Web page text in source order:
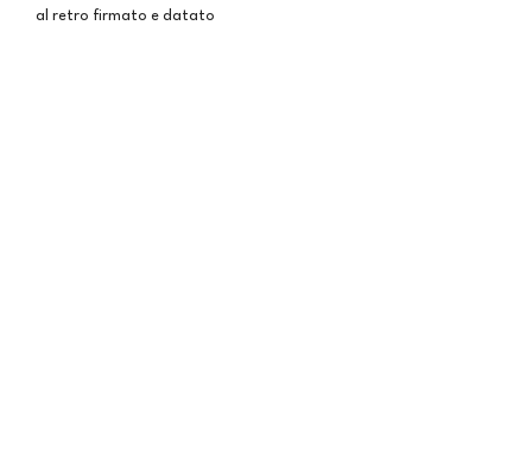
al retro firmato e datato